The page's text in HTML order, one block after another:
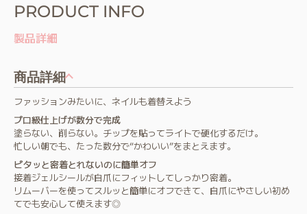
PRODUCT INFO
製品詳細
商品詳細
ファッションみたいに、ネイルも着替えよう
プロ級仕上げが数分で完成
塗らない、削らない。チップを貼ってライトで硬化するだけ。
忙しい朝でも、たった数分で“かわいい”をまとえます。
ピタッと密着とれないのに簡単オフ
接着ジェルシールが自爪にフィットしてしっかり密着。
リムーバーを使ってスルッと簡単にオフできて、自爪にやさしい初め
てでも安心して使えます◎